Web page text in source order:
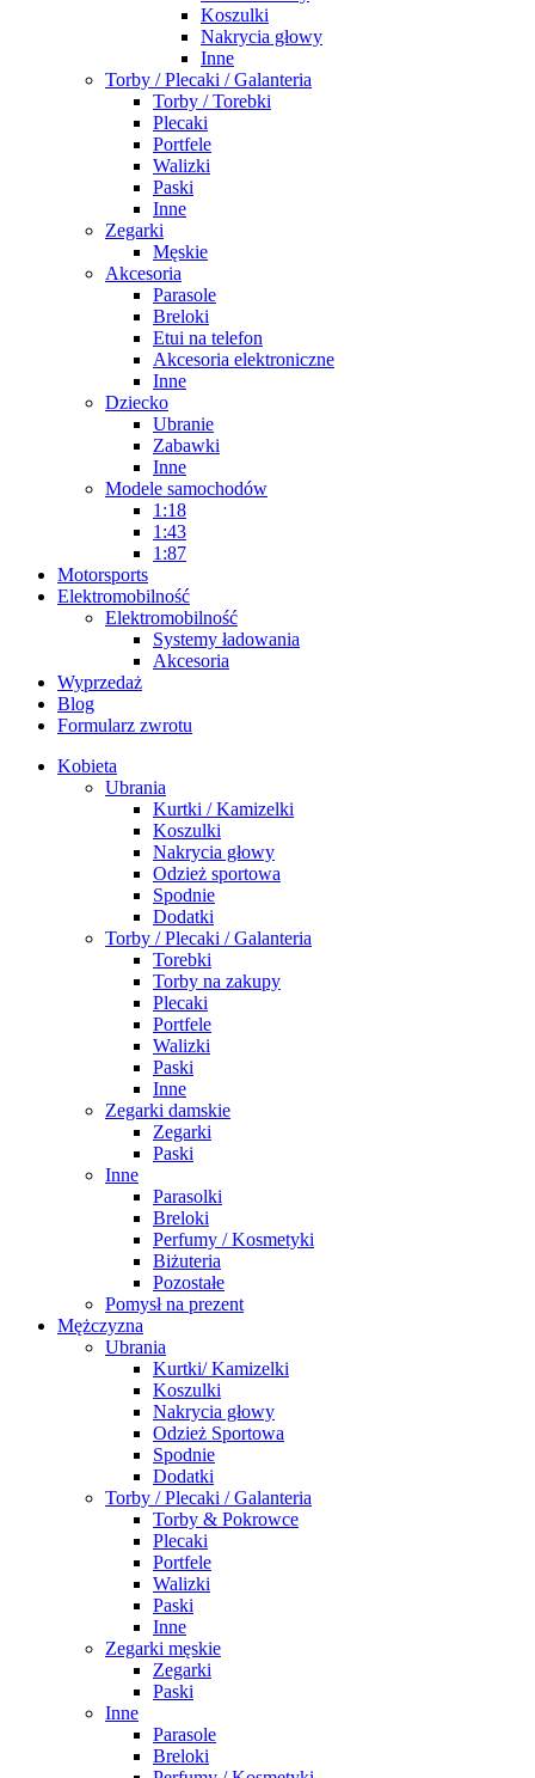
Koszulki
Nakrycia głowy
Inne
Torby / Plecaki / Galanteria
Torby / Torebki
Plecaki
Portfele
Walizki
Paski
Inne
Zegarki
Męskie
Akcesoria
Parasole
Breloki
Etui na telefon
Akcesoria elektroniczne
Inne
Dziecko
Ubranie
Zabawki
Inne
Modele samochodów
1:18
1:43
1:87
Motorsports
Elektromobilność
Elektromobilność
Systemy ładowania
Akcesoria
Wyprzedaż
Blog
Formularz zwrotu
Kobieta
Ubrania
Kurtki / Kamizelki
Koszulki
Nakrycia głowy
Odzież sportowa
Spodnie
Dodatki
Torby / Plecaki / Galanteria
Torebki
Torby na zakupy
Plecaki
Portfele
Walizki
Paski
Inne
Zegarki damskie
Zegarki
Paski
Inne
Parasolki
Breloki
Perfumy / Kosmetyki
Biżuteria
Pozostałe
Pomysł na prezent
Mężczyzna
Ubrania
Kurtki/ Kamizelki
Koszulki
Nakrycia głowy
Odzież Sportowa
Spodnie
Dodatki
Torby / Plecaki / Galanteria
Torby & Pokrowce
Plecaki
Portfele
Walizki
Paski
Inne
Zegarki męskie
Zegarki
Paski
Inne
Parasole
Breloki